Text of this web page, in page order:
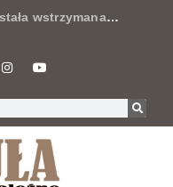
wstrzymana…